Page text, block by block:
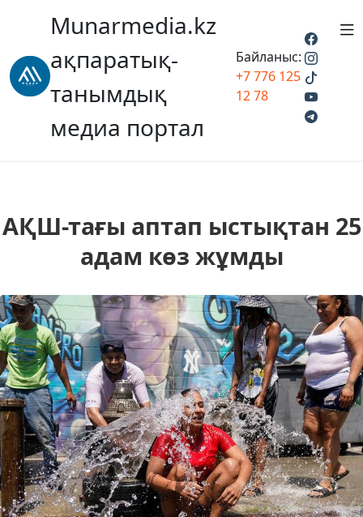
Munarmedia.kz
ақпаратық-
танымдық
медиа портал
Байланыс:
+7 776 125
12 78
АҚШ-тағы аптап ыстықтан 25
адам көз жұмды